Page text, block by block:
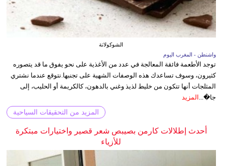
الشوكولاتة
واشنطن - المغرب اليوم
توجد الأطعمة فائقة المعالجة في عدد من الأغذية على نحو يفوق ما قد يتصوره
كثيرون، وسوف تساعدك هذه الوصفات الشهية على تجنبها.نتوقع عندما نشتري
المثلجات أنها تتكون من خليط لذيذ وغني بالدهون، كالكريمة أو الحليب، إلى
جا�...
المزيد
المزيد من التحقيقات السياحية
أحدث إطلالات كارمن بصيبص شعر قصير واختيارات مبتكرة
للأزياء